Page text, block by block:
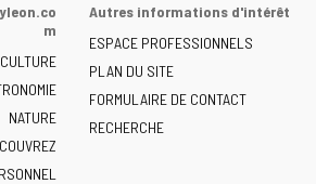
la
de
Castilla
y
León
-
m
NATURE
Autres informations d'intérêt
ESPACE PROFESSIONNELS
PLAN DU SITE
FORMULAIRE DE CONTACT
RECHERCHE